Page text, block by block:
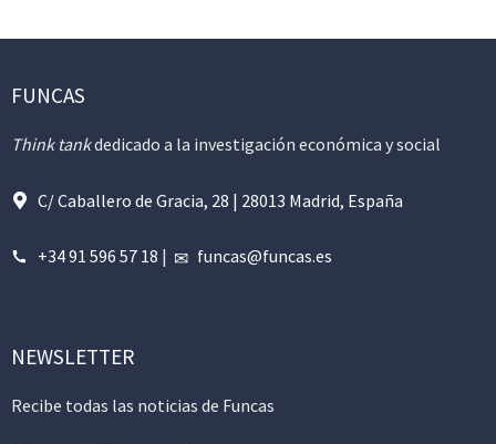
FUNCAS
Think tankdedicado a la investigación económica y social
C/ Caballero de Gracia, 28 | 28013 Madrid, España
+34 91 596 57 18 | funcas@funcas.es
NEWSLETTER
Recibe todas las noticias de Funcas